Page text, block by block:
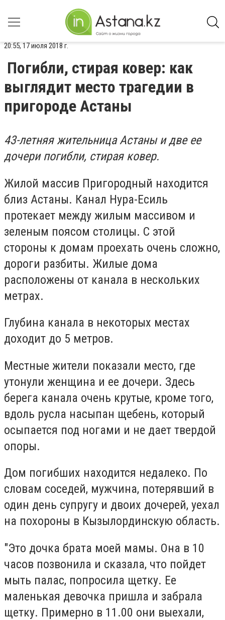
20:55, 17 июля 2018 г.
Погибли, стирая ковер: как
выглядит место трагедии в
пригороде Астаны
43-летняя жительница Астаны и две ее
дочери погибли, стирая ковер.
Жилой массив Пригородный находится
близ Астаны. Канал Нура-Есиль
протекает между жилым массивом и
зеленым поясом столицы. С этой
стороны к домам проехать очень сложно,
дороги разбиты. Жилые дома
расположены от канала в нескольких
метрах.
Глубина канала в некоторых местах
доходит до 5 метров.
Местные жители показали место, где
утонули женщина и ее дочери. Здесь
берега канала очень крутые, кроме того,
вдоль русла насыпан щебень, который
осыпается под ногами и не дает твердой
опоры.
Дом погибших находится недалеко. По
словам соседей, мужчина, потерявший в
один день супругу и двоих дочерей, уехал
на похороны в Кызылординскую область.
"Это дочка брата моей мамы. Она в 10
часов позвонила и сказала, что пойдет
мыть палас, попросила щетку. Ее
маленькая девочка пришла и забрала
щетку. Примерно в 11.00 они выехали,